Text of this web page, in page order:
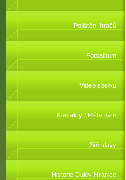
Pojištění hráčů
Fotoalbum
Video spolku
Kontakty / Pište nám
Síň slávy
Historie Dukly Hranice